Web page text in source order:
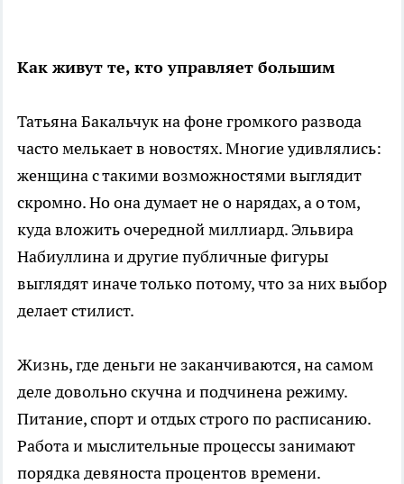
Как живут те, кто управляет большим
Татьяна Бакальчук на фоне громкого развода
часто мелькает в новостях. Многие удивлялись:
женщина с такими возможностями выглядит
скромно. Но она думает не о нарядах, а о том,
куда вложить очередной миллиард. Эльвира
Набиуллина и другие публичные фигуры
выглядят иначе только потому, что за них выбор
делает стилист.
Жизнь, где деньги не заканчиваются, на самом
деле довольно скучна и подчинена режиму.
Питание, спорт и отдых строго по расписанию.
Работа и мыслительные процессы занимают
порядка девяноста процентов времени.